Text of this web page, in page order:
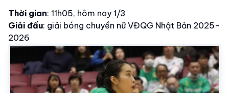
Thời gian: 11h05, hôm nay 1/3
Giải đấu: giải bóng chuyền nữ VĐQG Nhật Bản 2025-
2026